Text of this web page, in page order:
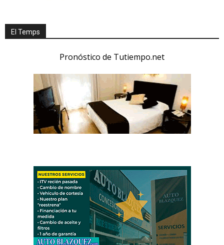
El Temps
Pronóstico de Tutiempo.net